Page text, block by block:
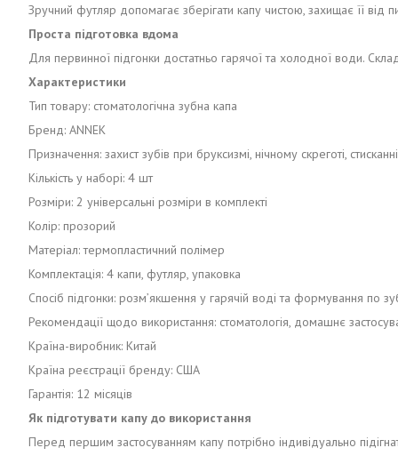
Зручний футляр допомагає зберігати капу чистою, захищає її
Проста підготовка вдома
Для первинної підгонки достатньо гарячої та холодної води.
Характеристики
Тип товару: стоматологічна зубна капа
Бренд: ANNEK
Призначення: захист зубів при бруксизмі, нічному скреготі,
Кількість у наборі: 4 шт
Розміри: 2 універсальні розміри в комплекті
Колір: прозорий
Матеріал: термопластичний полімер
Комплектація: 4 капи, футляр, упаковка
Спосіб підгонки: розм’якшення у гарячій воді та формування по
Рекомендації щодо використання: стоматологія, домашнє
Країна-виробник: Китай
Країна реєстрації бренду: США
Гарантія: 12 місяців
Як підготувати капу до використання
Перед першим застосуванням капу потрібно індивідуально